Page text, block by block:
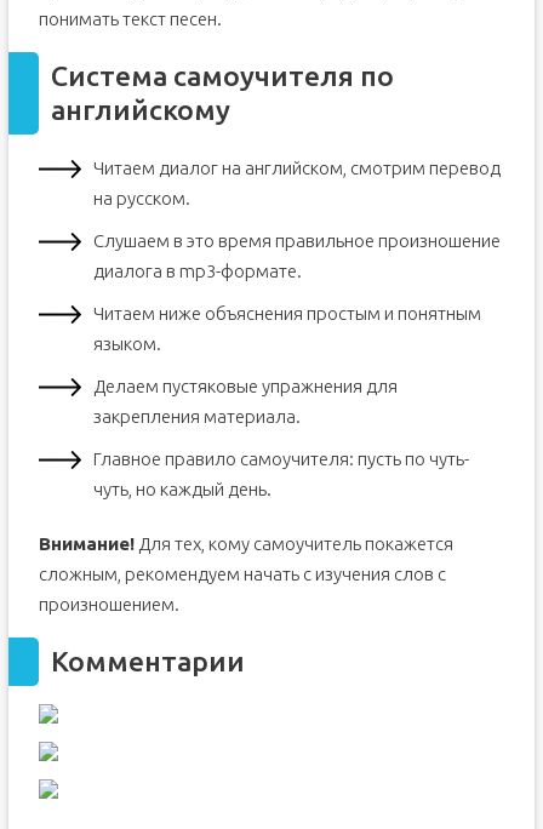
понимать текст песен.
Система самоучителя по
английскому
Читаем диалог на английском, смотрим перевод
на русском.
Слушаем в это время правильное произношение
диалога в mp3-формате.
Читаем ниже объяснения простым и понятным
языком.
Делаем пустяковые упражнения для
закрепления материала.
Главное правило самоучителя: пусть по чуть-
чуть, но каждый день.
Внимание!Для тех, кому самоучитель покажется
сложным, рекомендуем начать с изучения слов с
произношением.
Комментарии